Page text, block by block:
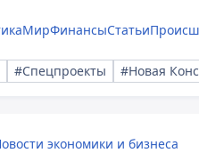
МирФинансыСтатьи
#Спецпроекты #Новая
экономики и бизнеса